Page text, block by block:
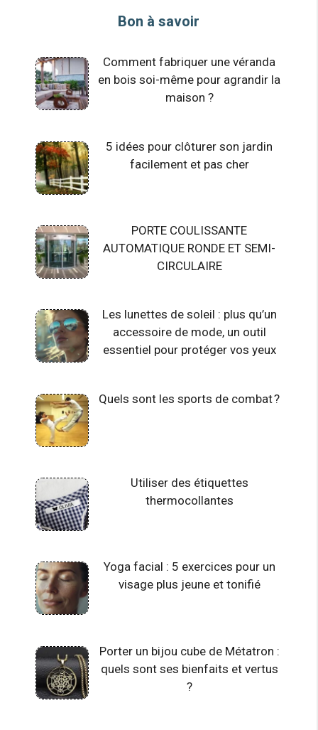
Bon à savoir
Comment fabriquer une véranda
en bois soi-même pour agrandir la
maison ?
5 idées pour clôturer son jardin
facilement et pas cher
PORTE COULISSANTE
AUTOMATIQUE RONDE ET SEMI-
CIRCULAIRE
Les lunettes de soleil : plus qu’un
accessoire de mode, un outil
essentiel pour protéger vos yeux
Quels sont les sports de combat ?
Utiliser des étiquettes
thermocollantes
Yoga facial : 5 exercices pour un
visage plus jeune et tonifié
Porter un bijou cube de Métatron :
quels sont ses bienfaits et vertus
?